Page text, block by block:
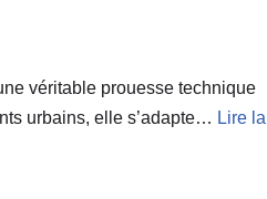
véritable prouesse technique
urbains, elle s’adapte… Lire la